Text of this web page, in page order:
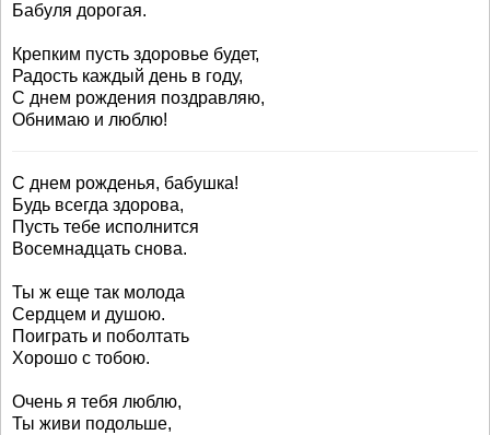
Бабуля дорогая.
Крепким пусть здоровье будет,
Радость каждый день в году,
С днем рождения поздравляю,
Обнимаю и люблю!
С днем рожденья, бабушка!
Будь всегда здорова,
Пусть тебе исполнится
Восемнадцать снова.
Ты ж еще так молода
Сердцем и душою.
Поиграть и поболтать
Хорошо с тобою.
Очень я тебя люблю,
Ты живи подольше,